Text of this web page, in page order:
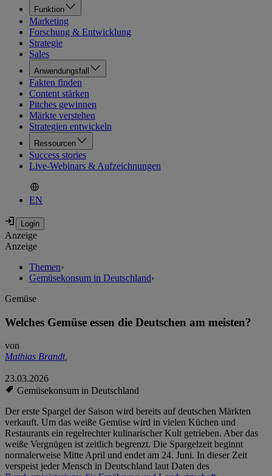
Funktion
Marketing
Forschung & Entwicklung
Strategie
Sales
Anwendungsfall
Fakten finden
Content stärken
Pitches gewinnen
Märkte verstehen
Strategien entwickeln
Ressourcen
Success stories
Live-Webinars & Aufzeichnungen
EN
Anzeige
Anzeige
Themen›
Gemüsekonsum in Deutschland›
Gemüse
Welches Gemüse essen die Deutschen am meisten?
von
Mathias Brandt,
23.03.2026
Gemüsekonsum in Deutschland
Der erste Spargel der Saison wird bereits auf deutschen Märkten
verkauft. Um das weiße Gemüse wird in vielen Küchen und
Restaurants ein regelrechter kulinarischer Kult getrieben. Aber das
weiße Vergnügen ist zeitlich begrenzt. Die Spargelzeit beginnt
normalerweise Mitte April und endet am 24. Juni. In dieser Zeit
verspeist jeder Mensch in Deutschland laut Daten des